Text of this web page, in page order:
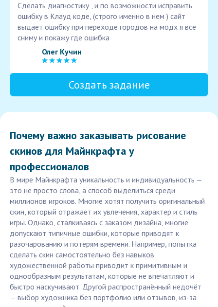
Сделать диагностику , и по возможности исправить
ошибку в Клауд коде, (строго именно в нем ) сайт
выдает ошибку при переходе городов на модх я все
сниму и покажу где ошибка
Олег Кучин
Создать задание
Почему важно заказывать рисование
скинов для Майнкрафта у
профессионалов
В мире Майнкрафта уникальность и индивидуальность —
это не просто слова, а способ выделиться среди
миллионов игроков. Многие хотят получить оригинальный
скин, который отражает их увлечения, характер и стиль
игры. Однако, сталкиваясь с заказом дизайна, многие
допускают типичные ошибки, которые приводят к
разочарованию и потерям времени. Например, попытка
сделать скин самостоятельно без навыков
художественной работы приводит к примитивным и
однообразным результатам, которые не впечатляют и
быстро наскучивают. Другой распространённый недочёт
— выбор художника без портфолио или отзывов, из-за